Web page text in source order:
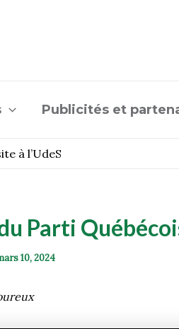
Publicités et
à l’UdeS
Parti
10, 2024